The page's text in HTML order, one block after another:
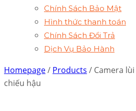
Chính Sách Bảo Mật
Hình thức thanh toán
Chính Sách Đổi Trả
Dịch Vụ Bảo Hành
Homepage/ Products / Camera
chiếu hậu